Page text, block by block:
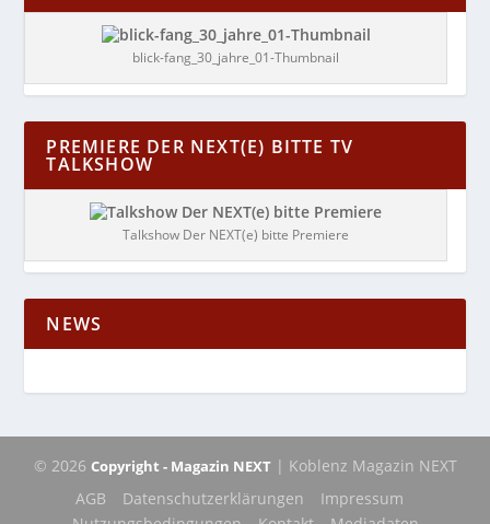
blick-fang_30_jahre_01-Thumbnail
PREMIERE DER NEXT(E) BITTE TV
TALKSHOW
Talkshow Der NEXT(e) bitte Premiere
NEWS
© 2026 Copyright - Magazin NEXT| Koblenz Magazin NEXT
AGB
Datenschutzerklärungen
Impressum